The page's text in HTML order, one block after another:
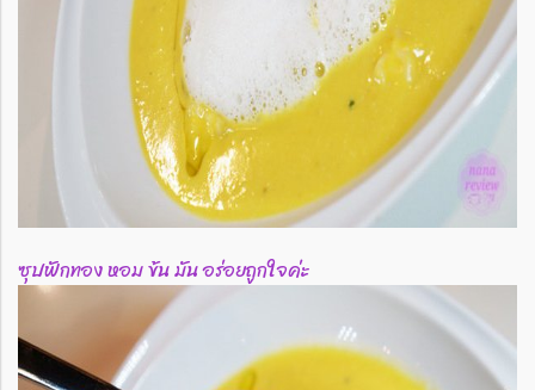
ซุปฟักทอง หอม ข้น มัน อร่อยถูกใจค่ะ